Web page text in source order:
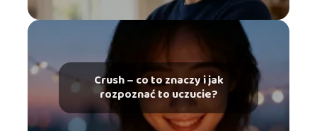
Crush – co to znaczy i jak
rozpoznać to uczucie?